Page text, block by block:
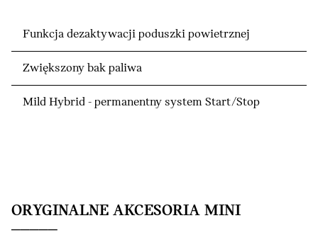
Funkcja dezaktywacji poduszki powietrznej
Zwiększony bak paliwa
Mild Hybrid - permanentny system Start/Stop
ORYGINALNE AKCESORIA MINI